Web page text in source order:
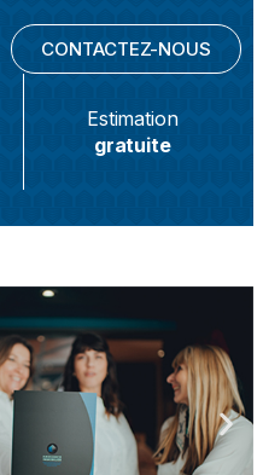
CONTACTEZ-NOUS
Estimation
gratuite